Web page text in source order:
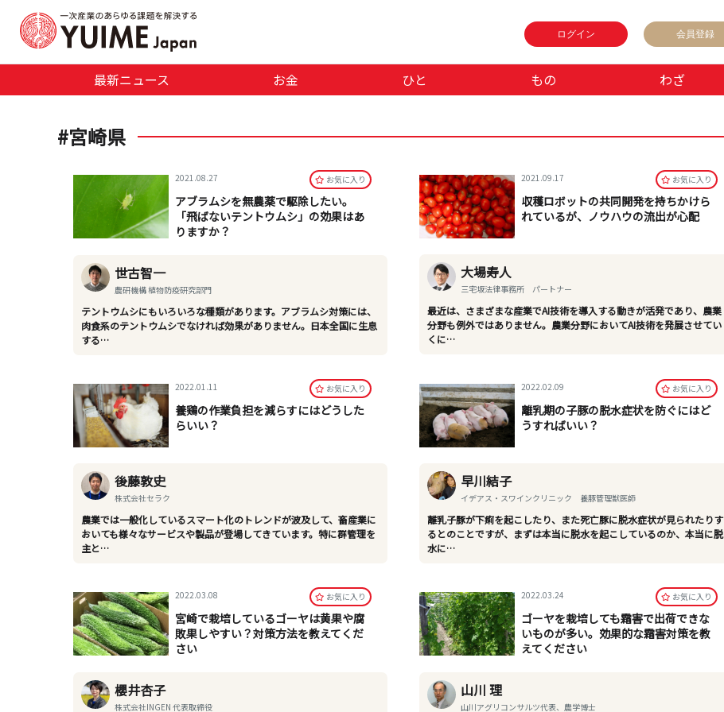
ログイン 会員登録
最新ニュース お金 ひと もの わざ
#宮崎県
2021.08.27 お気に⼊り
アブラムシを無農薬で駆除したい。
「飛ばないテントウムシ」の効果はあ
りますか？
世古智一
農研機構 植物防疫研究部門
テントウムシにもいろいろな種類があります。アブラムシ対策には、
肉食系のテントウムシでなければ効果がありません。日本全国に生息
する…
2021.09.17 お気に⼊り
収穫ロボットの共同開発を持ちかけら
れているが、ノウハウの流出が心配
大場寿人
三宅坂法律事務所 パートナー
最近は、さまざまな産業でAI技術を導入する動きが活発であり、農業
分野も例外ではありません。農業分野においてAI技術を発展させてい
くに…
2022.01.11 お気に⼊り
養鶏の作業負担を減らすにはどうした
らいい？
後藤敦史
株式会社セラク
農業では一般化しているスマート化のトレンドが波及して、畜産業に
おいても様々なサービスや製品が登場してきています。特に群管理を
主と…
2022.02.09 お気に⼊り
離乳期の子豚の脱水症状を防ぐにはど
うすればいい？
早川結子
イデアス・スワインクリニック 養豚管理獣医師
離乳子豚が下痢を起こしたり、また死亡豚に脱水症状が見られたりす
るとのことですが、まずは本当に脱水を起こしているのか、本当に脱
水に…
2022.03.08 お気に⼊り
宮崎で栽培しているゴーヤは黄果や腐
敗果しやすい？対策方法を教えてくだ
さい
櫻井杏子
株式会社INGEN 代表取締役
2022.03.24 お気に⼊り
ゴーヤを栽培しても霜害で出荷できな
いものが多い。効果的な霜害対策を教
えてください
山川 理
山川アグリコンサルツ代表、農学博士